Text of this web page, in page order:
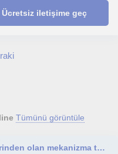
Ücretsiz iletişime geç
Tümünü görüntüle
Makine mühendisliği temel derslerinden olan mekanizma tekniği ve makina dinamiği dersleri üzerine yöneliktir.